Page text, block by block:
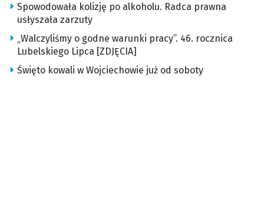
Spowodowała kolizję po alkoholu. Radca prawna
usłyszała zarzuty
„Walczyliśmy o godne warunki pracy”. 46. rocznica
Lubelskiego Lipca [ZDJĘCIA]
Święto kowali w Wojciechowie już od soboty